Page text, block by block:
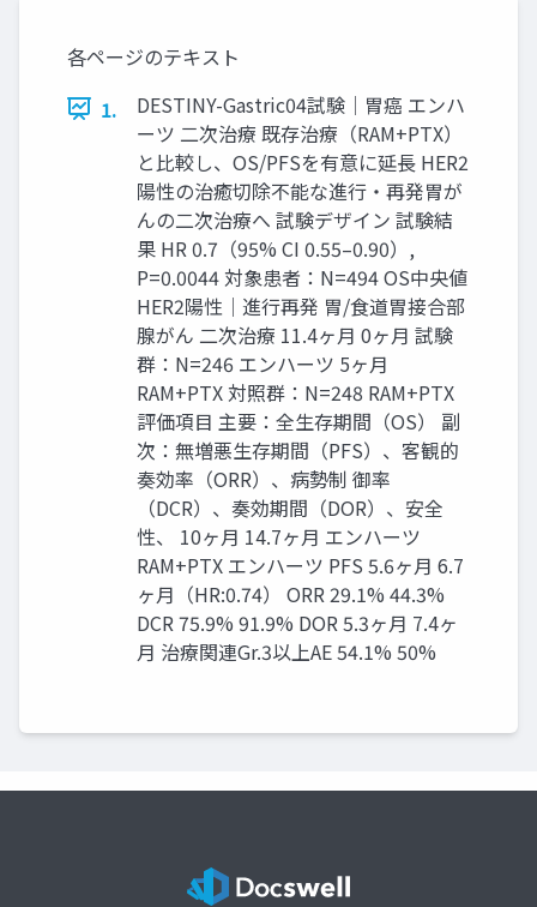
各ページのテキスト
1.
DESTINY-Gastric04試験│胃癌 エンハ
ーツ 二次治療 既存治療（RAM+PTX）
と比較し、OS/PFSを有意に延長 HER2
陽性の治癒切除不能な進行・再発胃が
んの二次治療へ 試験デザイン 試験結
果 HR 0.7（95% CI 0.55–0.90）,
P=0.0044 対象患者：N=494 OS中央値
HER2陽性│進行再発 胃/食道胃接合部
腺がん 二次治療 11.4ヶ月 0ヶ月 試験
群：N=246 エンハーツ 5ヶ月
RAM+PTX 対照群：N=248 RAM+PTX
評価項目 主要：全生存期間（OS） 副
次：無増悪生存期間（PFS）、客観的
奏効率（ORR）、病勢制 御率
（DCR）、奏効期間（DOR）、安全
性、 10ヶ月 14.7ヶ月 エンハーツ
RAM+PTX エンハーツ PFS 5.6ヶ月 6.7
ヶ月（HR:0.74） ORR 29.1% 44.3%
DCR 75.9% 91.9% DOR 5.3ヶ月 7.4ヶ
月 治療関連Gr.3以上AE 54.1% 50%